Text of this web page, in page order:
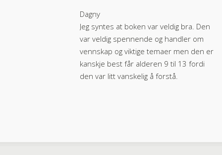
Dagny
Jeg syntes at boken var veldig bra. Den
var veldig spennende og handler om
vennskap og viktige temaer men den er
kanskje best får alderen 9 til 13 fordi
den var litt vanskelig å forstå.